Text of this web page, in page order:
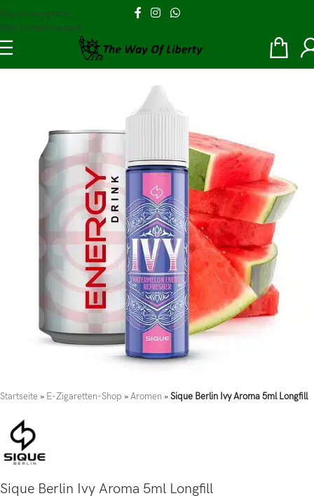
Skip to navigation
Skip to main content
Startseite » E-Zigaretten-Shop »Aromen »Sique Berlin Ivy Aroma 5ml Longfill
Sique Berlin Ivy Aroma 5ml Longfill